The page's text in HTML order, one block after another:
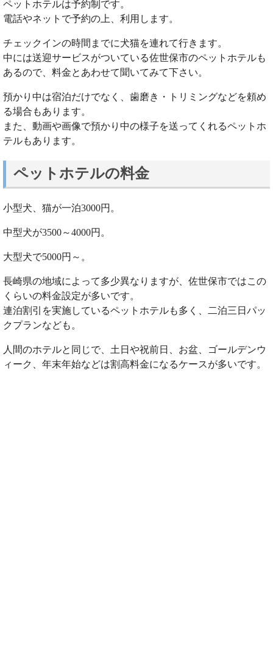
ペットホテルは予約制です。
電話やネットで予約の上、利用します。
チェックインの時間までに犬猫を連れて行きます。
中には送迎サービスがついている佐世保市のペットホテルも
あるので、料金とあわせて聞いてみて下さい。
預かり中は宿泊だけでなく、歯磨き・トリミングなどを頼め
る場合もあります。
また、動画や画像で預かり中の様子を送ってくれるペットホ
テルもあります。
ペットホテルの料金
小型犬、猫が一泊3000円。
中型犬が3500～4000円。
大型犬で5000円～。
長崎県の地域によって多少異なりますが、佐世保市ではこの
くらいの料金設定が多いです。
連泊割引を実施しているペットホテルも多く、二泊三日パッ
クプランなども。
人間のホテルと同じで、土日や祝前日、お盆、ゴールデンウ
ィーク、年末年始などは割高料金になるケースが多いです。